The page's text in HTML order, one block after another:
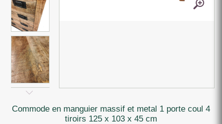
commode en manguier massif et metal 1 porte coul 4
tiroirs 125 x 103 x 45 cm